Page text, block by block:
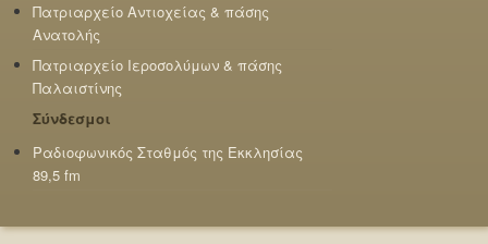
Πατριαρχείο Αντιοχείας & πάσης
Ανατολής
Πατριαρχείο Ιεροσολύμων & πάσης
Παλαιστίνης
Σύνδεσμοι
Ραδιοφωνικός Σταθμός της Εκκλησίας
89,5 fm